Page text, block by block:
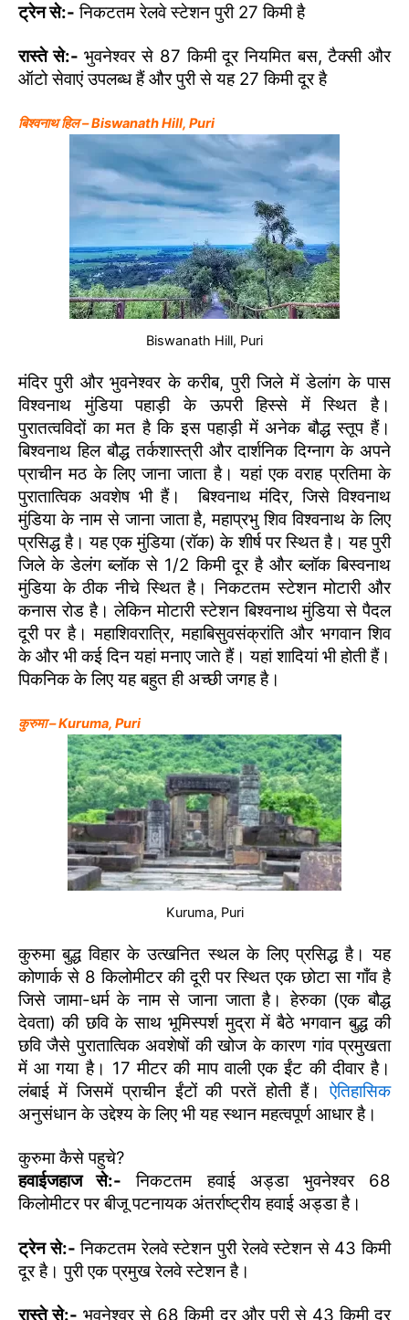
ट्रेन से:- निकटतम रेलवे स्टेशन पुरी 27 किमी है
रास्ते से:- भुवनेश्वर से 87 किमी दूर नियमित बस, टैक्सी और
ऑटो सेवाएं उपलब्ध हैं और पुरी से यह 27 किमी दूर है
बिश्वनाथ हिल – Biswanath Hill, Puri
Biswanath Hill, Puri
मंदिर पुरी और भुवनेश्वर के करीब, पुरी जिले में डेलांग के पास
विश्वनाथ मुंडिया पहाड़ी के ऊपरी हिस्से में स्थित है।
पुरातत्वविदों का मत है कि इस पहाड़ी में अनेक बौद्ध स्तूप हैं।
बिश्वनाथ हिल बौद्ध तर्कशास्त्री और दार्शनिक दिग्नाग के अपने
प्राचीन मठ के लिए जाना जाता है। यहां एक वराह प्रतिमा के
पुरातात्विक अवशेष भी हैं। बिश्वनाथ मंदिर, जिसे विश्वनाथ
मुंडिया के नाम से जाना जाता है, महाप्रभु शिव विश्वनाथ के लिए
प्रसिद्ध है। यह एक मुंडिया (रॉक) के शीर्ष पर स्थित है। यह पुरी
जिले के डेलंग ब्लॉक से 1/2 किमी दूर है और ब्लॉक बिस्वनाथ
मुंडिया के ठीक नीचे स्थित है। निकटतम स्टेशन मोटारी और
कनास रोड है। लेकिन मोटारी स्टेशन बिश्वनाथ मुंडिया से पैदल
दूरी पर है। महाशिवरात्रि, महाबिसुवसंक्रांति और भगवान शिव
के और भी कई दिन यहां मनाए जाते हैं। यहां शादियां भी होती हैं।
पिकनिक के लिए यह बहुत ही अच्छी जगह है।
कुरुमा – Kuruma, Puri
Kuruma, Puri
कुरुमा बुद्ध विहार के उत्खनित स्थल के लिए प्रसिद्ध है। यह
कोणार्क से 8 किलोमीटर की दूरी पर स्थित एक छोटा सा गाँव है
जिसे जामा-धर्म के नाम से जाना जाता है। हेरुका (एक बौद्ध
देवता) की छवि के साथ भूमिस्पर्श मुद्रा में बैठे भगवान बुद्ध की
छवि जैसे पुरातात्विक अवशेषों की खोज के कारण गांव प्रमुखता
में आ गया है। 17 मीटर की माप वाली एक ईंट की दीवार है।
लंबाई में जिसमें प्राचीन ईंटों की परतें होती हैं।ऐतिहासिक
अनुसंधान के उद्देश्य के लिए भी यह स्थान महत्वपूर्ण आधार है।
कुरुमा कैसे पहुचे?
हवाईजहाज से:- निकटतम हवाई अड्डा भुवनेश्वर 68
किलोमीटर पर बीजू पटनायक अंतर्राष्ट्रीय हवाई अड्डा है।
ट्रेन से:- निकटतम रेलवे स्टेशन पुरी रेलवे स्टेशन से 43 किमी
दूर है। पुरी एक प्रमुख रेलवे स्टेशन है।
रास्ते से:- भुवनेश्वर से 68 किमी दूर और पुरी से 43 किमी दूर